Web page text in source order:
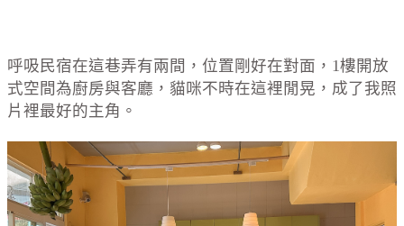
呼吸民宿在這巷弄有兩間，位置剛好在對面，1樓開放
式空間為廚房與客廳，貓咪不時在這裡閒晃，成了我照
片裡最好的主角。